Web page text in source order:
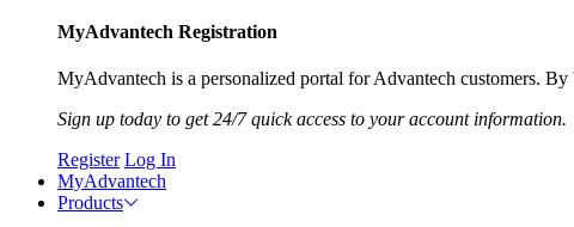
MyAdvantech Registration
MyAdvantech is a personalized portal for Advantech customers.
Sign up today to get 24/7 quick access to your account information.
Register Log In
MyAdvantech
Products